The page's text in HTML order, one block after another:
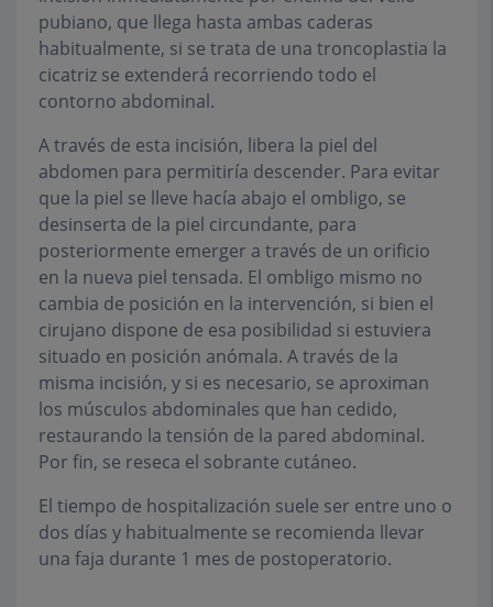
pubiano, que llega hasta ambas caderas
habitualmente, si se trata de una troncoplastia la
cicatriz se extenderá recorriendo todo el
contorno abdominal.
A través de esta incisión, libera la piel del
abdomen para permitiría descender. Para evitar
que la piel se lleve hacía abajo el ombligo, se
desinserta de la piel circundante, para
posteriormente emerger a través de un orificio
en la nueva piel tensada. El ombligo mismo no
cambia de posición en la intervención, si bien el
cirujano dispone de esa posibilidad si estuviera
situado en posición anómala. A través de la
misma incisión, y si es necesario, se aproximan
los músculos abdominales que han cedido,
restaurando la tensión de la pared abdominal.
Por fin, se reseca el sobrante cutáneo.
El tiempo de hospitalización suele ser entre uno o
dos días y habitualmente se recomienda llevar
una faja durante 1 mes de postoperatorio.